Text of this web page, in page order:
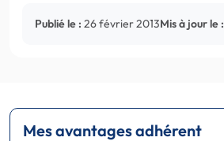
Publié le : 26 février 2013Mis à jour le :
Mes avantages adhérent